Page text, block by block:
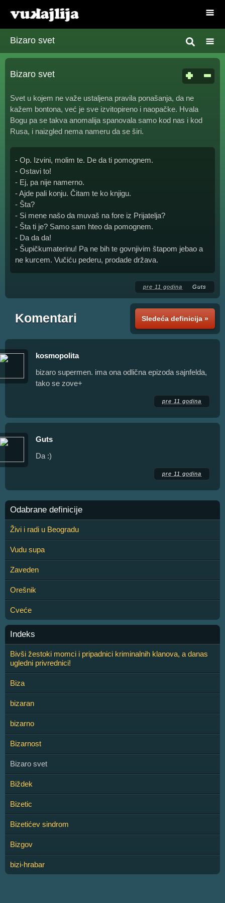
Bizaro svet
Bizaro svet
Svet u kojem ne važe ustaljena pravila ponašanja, da ne
kažem bontona, već je sve izvitopireno i naopačke. Hvala
Bogu pa se takva anomalija spanovala samo kod nas i kod
Rusa, i naizgled nema nameru da se širi.
- Op. Izvini, molim te. De da ti pomognem.
- Ostavi to!
- Ej, pa nije namerno.
- Ajde pali konju. Čitam te ko knjigu.
- Šta?
- Si mene našo da muvaš na fore iz Prijatelja?
- Šta ti je? Samo sam hteo da pomognem.
- Da da da!
- Šupičkumaterinu! Pa ne bih te govnjivim štapom jebao a
ne kurcem. Vučiću pederu, prodade država.
pre 11 godina Guts
Sledeća definicija »
Komentari
kosmopolita
bizaro supermen. ima ona odlična epizoda sajnfelda,
tako se zove+
pre 11 godina
Guts
Da :)
pre 11 godina
Odabrane definicije
Živi i radi u Beogradu
Vudu supa
Zaveden
Orešnik
Cveće
Indeks
Bivši žestoki momci i pripadnici kriminalnih klanova, a danas
ugledni privrednici!
Biza
bizaran
bizarno
Bizarnost
Bizaro svet
Biždek
Bizetic
Bizetićev sindrom
Bizgov
bizi-hrabar